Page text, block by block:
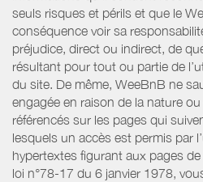
seuls risques et périls et que le
conséquence voir sa
préjudice, direct ou indirect, de
résultant pour tout ou partie de
du site. De même, WeeBnB ne
engagée en raison de la nature
référencés sur les pages qui
lesquels un accès est permis par
hypertextes figurant aux pages
loi n°78-17 du 6 janvier 1978,